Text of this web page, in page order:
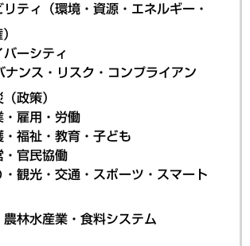
ティ（環境・資源・エネルギー・
ーシティ
ナンス・リスク・コンプライアン
政策）
・雇用・労働
・福祉・教育・子ども
・官民協働
・観光・交通・スポーツ・スマート
農林水産業・食料システム